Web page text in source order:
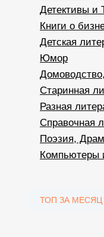
Детективы и
Книги о
Детская
Юмор
Старинная
Разная
Справочная
Поэзия,
Компьютеры
ТОП ЗА МЕСЯЦ